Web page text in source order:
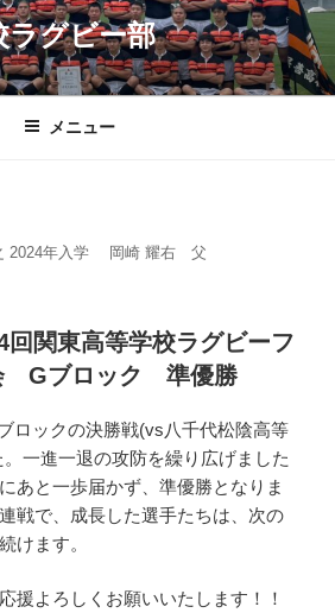
ラグビー部
メニュー
2024年入学 岡崎 耀右 父
関東高等学校ラグビーフ
Gブロック 準優勝
ロックの決勝戦(vs八千代松陰高等
一進一退の攻防を繰り広げました
あと一歩届かず、準優勝となりま
戦で、成長した選手たちは、次の
けます。
援よろしくお願いいたします！！